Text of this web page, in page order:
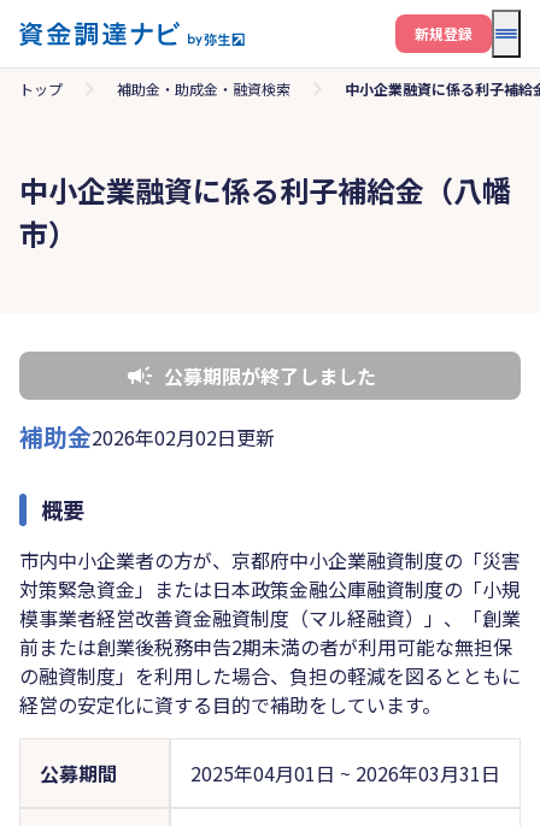
メ
新規登録
トップ 補助金・助成金・融資検索 中小企業融資に係る利子補給
中小企業融資に係る利子補給金（八幡
市）
公募期限が終了しました
補助金2026年02月02日更新
概要
市内中小企業者の方が、京都府中小企業融資制度の「災害
対策緊急資金」または日本政策金融公庫融資制度の「小規
模事業者経営改善資金融資制度（マル経融資）」、「創業
前または創業後税務申告2期未満の者が利用可能な無担保
の融資制度」を利用した場合、負担の軽減を図るとともに
経営の安定化に資する目的で補助をしています。
公募期間 2025年04月01日 ~ 2026年03月31日